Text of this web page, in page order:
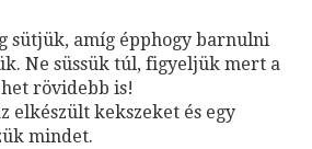
sütjük, amíg épphogy barnulni
Ne süssük túl, figyeljük mert a
rövidebb is!
elkészült kekszeket és egy
mindet.